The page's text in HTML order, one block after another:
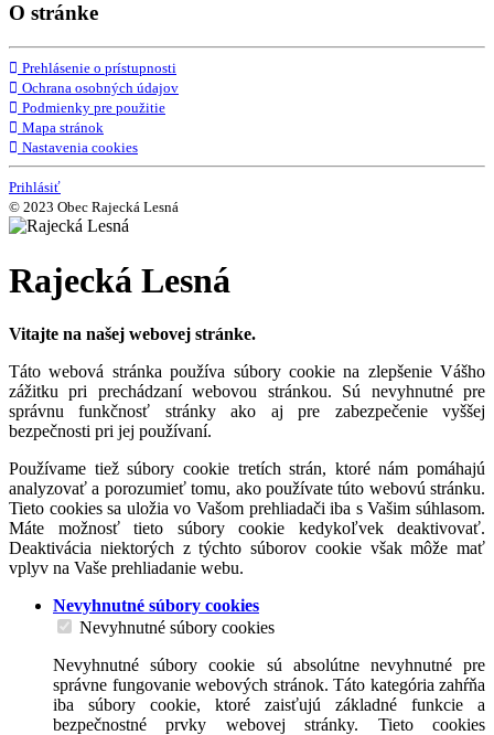
O stránke
Prehlásenie o prístupnosti
Ochrana osobných údajov
Podmienky pre použitie
Mapa stránok
Nastavenia cookies
Prihlásiť
© 2023 Obec Rajecká Lesná
Rajecká Lesná
Vitajte na našej webovej stránke.
Táto webová stránka používa súbory cookie na zlepšenie Vášho
zážitku pri prechádzaní webovou stránkou. Sú nevyhnutné pre
správnu funkčnosť stránky ako aj pre zabezpečenie vyššej
bezpečnosti pri jej používaní.
Používame tiež súbory cookie tretích strán, ktoré nám pomáhajú
analyzovať a porozumieť tomu, ako používate túto webovú stránku.
Tieto cookies sa uložia vo Vašom prehliadači iba s Vašim súhlasom.
Máte možnosť tieto súbory cookie kedykoľvek deaktivovať.
Deaktivácia niektorých z týchto súborov cookie však môže mať
vplyv na Vaše prehliadanie webu.
Nevyhnutné súbory cookies
Nevyhnutné súbory cookies
Nevyhnutné súbory cookie sú absolútne nevyhnutné pre
správne fungovanie webových stránok. Táto kategória zahŕňa
iba súbory cookie, ktoré zaisťujú základné funkcie a
bezpečnostné prvky webovej stránky. Tieto cookies